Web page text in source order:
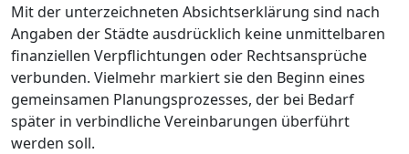
Mit der unterzeichneten Absichtserklärung sind nach
Angaben der Städte ausdrücklich keine unmittelbaren
finanziellen Verpflichtungen oder Rechtsansprüche
verbunden. Vielmehr markiert sie den Beginn eines
gemeinsamen Planungsprozesses, der bei Bedarf
später in verbindliche Vereinbarungen überführt
werden soll.